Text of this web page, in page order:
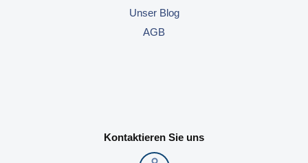
Unser Blog
AGB
Kontaktieren Sie uns